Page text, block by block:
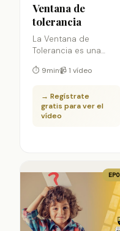
Ventana de
tolerancia
La Ventana de
Tolerancia es una
durante el proceso de
psicología. La
psicóloga Laura
Barreiro nos entrega
sentido y modo de
utilización.
⏱ 9min📹 1 vídeo
→ Regístrate
gratis para ver el
vídeo
EPO